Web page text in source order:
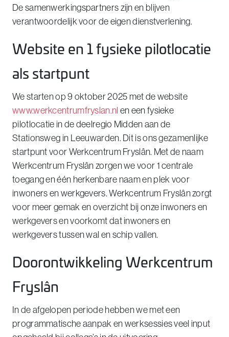
De samenwerkingspartners zijn en blijven
verantwoordelijk voor de eigen dienstverlening.
Website en 1 fysieke pilotlocatie
als startpunt
We starten op 9 oktober 2025 met de website
www.werkcentrumfryslan.nl en een fysieke
pilotlocatie in de deelregio Midden aan de
Stationsweg in Leeuwarden. Dit is ons gezamenlijke
startpunt voor Werkcentrum Fryslân. Met de naam
Werkcentrum Fryslân zorgen we voor 1 centrale
toegang en één herkenbare naam en plek voor
inwoners en werkgevers. Werkcentrum Fryslân zorgt
voor meer gemak en overzicht bij onze inwoners en
werkgevers en voorkomt dat inwoners en
werkgevers tussen wal en schip vallen.
Doorontwikkeling Werkcentrum
Fryslân
In de afgelopen periode hebben we met een
programmatische aanpak en werksessies veel input